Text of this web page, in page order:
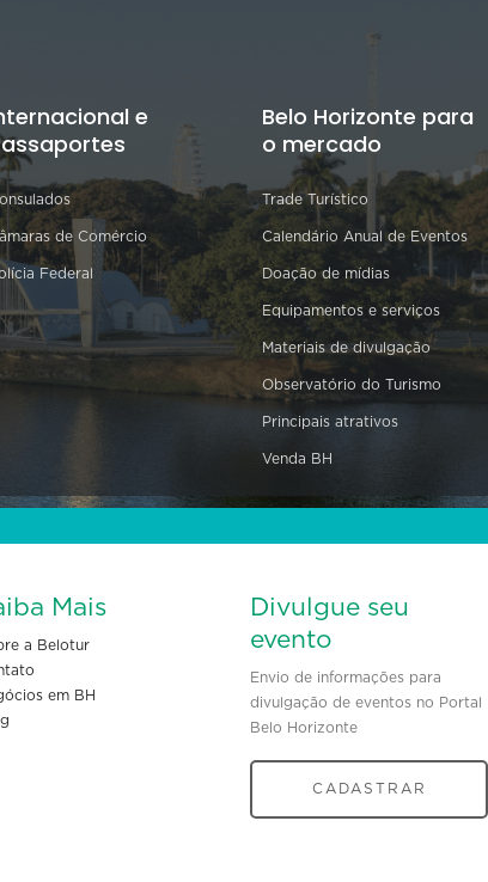
e
de Comércio
Federal
Belo Horizonte para
o mercado
Trade Turístico
Calendário Anual de Eventos
Doação de mídias
Equipamentos e serviços
Materiais de divulgação
Observatório do Turismo
Principais atrativos
Venda BH
Mais
a Belotur
em BH
Divulgue seu
evento
Envio de informações para
divulgação de eventos no Portal
Belo Horizonte
CADASTRAR